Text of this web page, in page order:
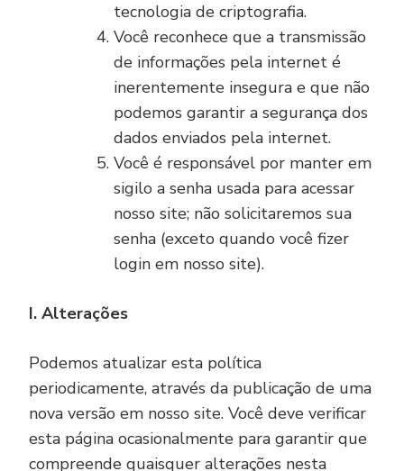
tecnologia de criptografia.
Você reconhece que a transmissão
de informações pela internet é
inerentemente insegura e que não
podemos garantir a segurança dos
dados enviados pela internet.
Você é responsável por manter em
sigilo a senha usada para acessar
nosso site; não solicitaremos sua
senha (exceto quando você fizer
login em nosso site).
I. Alterações
Podemos atualizar esta política
periodicamente, através da publicação de uma
nova versão em nosso site. Você deve verificar
esta página ocasionalmente para garantir que
compreende quaisquer alterações nesta